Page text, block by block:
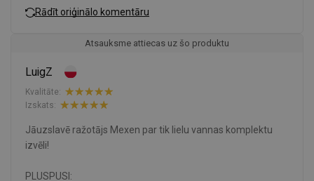
Rādīt oriģinālo komentāru
Atsauksme attiecas uz šo produktu
LuigZ
Kvalitāte:
Izskats:
Jāuzslavē ražotājs Mexen par tik lielu vannas komplektu
izvēli!
PLUSPUSI: